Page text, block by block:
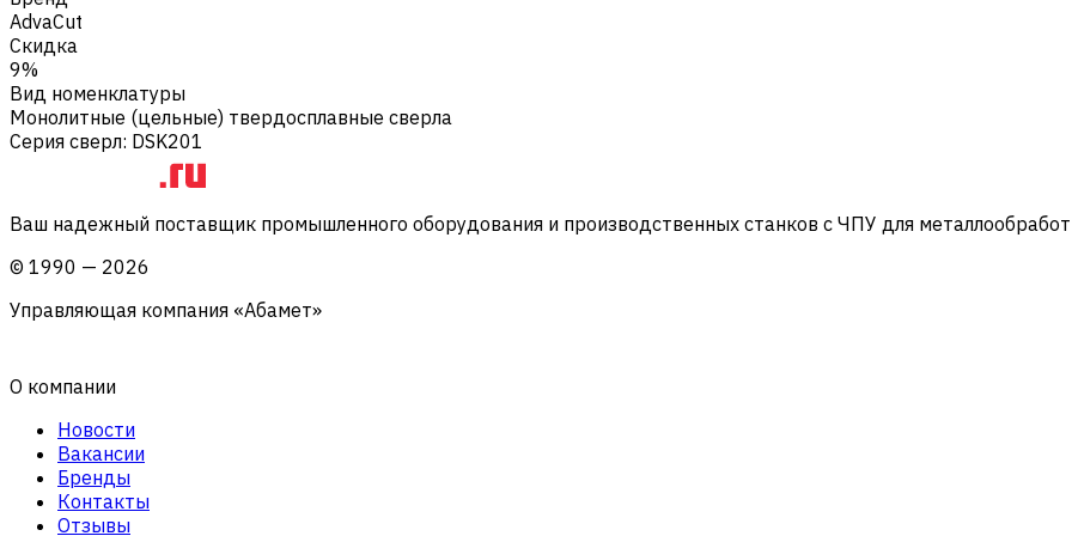
AdvaCut
Скидка
9%
Вид номенклатуры
Монолитные (цельные) твердосплавные сверла
Серия сверл: DSK201
Ваш надежный поставщик промышленного оборудования и производственных станков с ЧПУ для
© 1990 — 2026
Управляющая компания «Абамет»
О компании
Новости
Вакансии
Бренды
Контакты
Отзывы